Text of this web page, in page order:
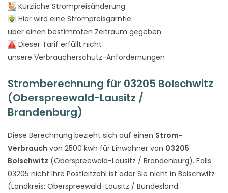
Kürzliche Strompreisänderung
Hier wird eine Strompreisgarntie
über einen bestimmten Zeitraum gegeben.
Dieser Tarif erfüllt nicht
unsere Verbraucherschutz-Anfordernungen
Stromberechnung für 03205 Bolschwitz
(Oberspreewald-Lausitz /
Brandenburg)
Diese Berechnung bezieht sich auf einen Strom-
Verbrauch von 2500 kwh für Einwohner von 03205
Bolschwitz (Oberspreewald-Lausitz / Brandenburg). Falls
03205 nicht Ihre Postleitzahl ist oder Sie nicht in Bolschwitz
(Landkreis: Oberspreewald-Lausitz / Bundesland: